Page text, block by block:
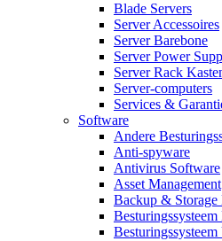
Blade Servers
Server Accessoires
Server Barebone
Server Power
Server Rack
Server-computers
Services &
Software
Andere
Anti-spyware
Antivirus Software
Asset Management
Backup & Storage